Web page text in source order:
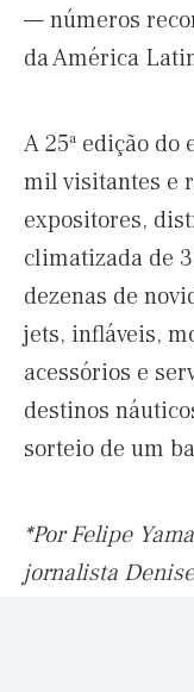
— números
da América
A 25ª edição do
mil visitantes e
expositores,
climatizada de
dezenas de
jets, infláveis,
acessórios e
destinos
sorteio de um
*Por Felipe
jornalista